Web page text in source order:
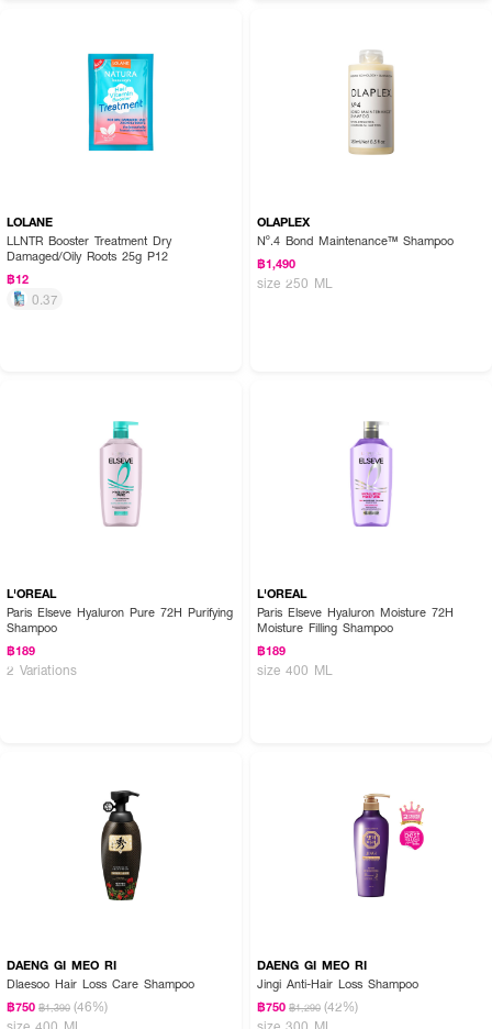
LOLANE
LLNTR Booster Treatment Dry
Damaged/Oily Roots 25g P12
฿12
0.37
OLAPLEX
Nº.4 Bond Maintenance™ Shampoo
฿1,490
size 250 ML
L'OREAL
Paris Elseve Hyaluron Pure 72H Purifying
Shampoo
฿189
2 Variations
L'OREAL
Paris Elseve Hyaluron Moisture 72H
Moisture Filling Shampoo
฿189
size 400 ML
DAENG GI MEO RI
Dlaesoo Hair Loss Care Shampoo
฿750 ฿1,390 (46%)
size 400 ML
DAENG GI MEO RI
Jingi Anti-Hair Loss Shampoo
฿750 ฿1,290 (42%)
size 300 ML